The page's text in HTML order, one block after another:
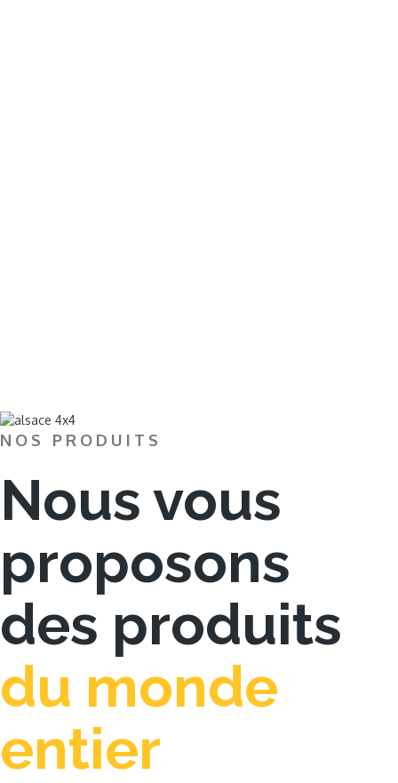
NOS PRODUITS
Nous vous
proposons
des produits
du monde
entier